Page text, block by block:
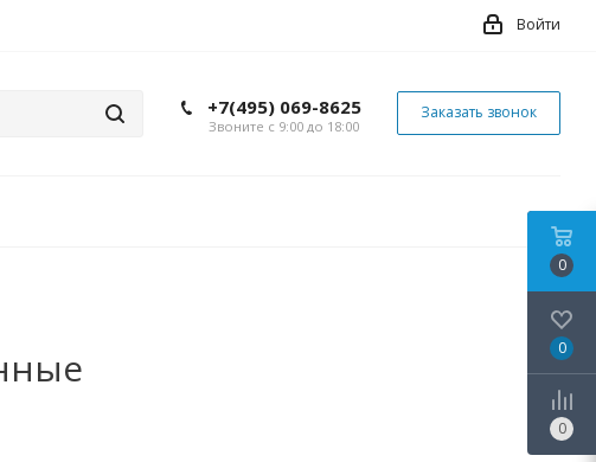
Войти
+7(495) 069-8625
Звоните с 9:00 до 18:00
Заказать звонок
0
0
0